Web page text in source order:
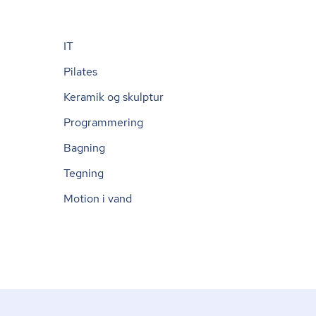
IT
Pilates
Keramik og skulptur
Programmering
Bagning
Tegning
Motion i vand